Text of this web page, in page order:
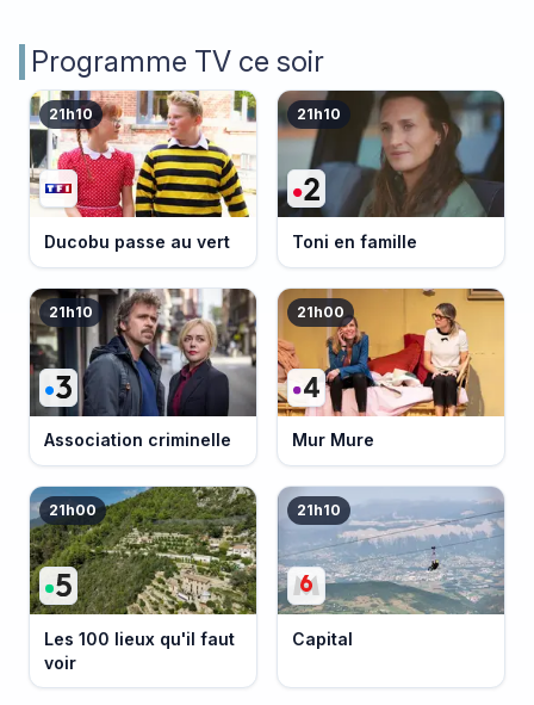
Programme TV ce soir
21h10
Ducobu passe au vert
21h10
Toni en famille
21h10
Association criminelle
21h00
Mur Mure
21h00
Les 100 lieux qu'il faut
voir
21h10
Capital